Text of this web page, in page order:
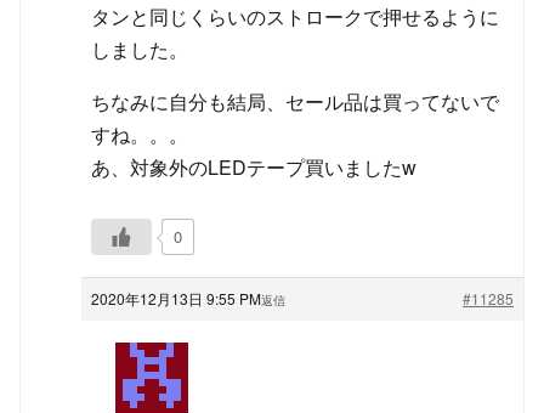
タンと同じくらいのストロークで押せるように
しました。
ちなみに自分も結局、セール品は買ってないで
すね。。。
あ、対象外のLEDテープ買いましたw
0
2020年12月13日 9:55 PM #11285
返信